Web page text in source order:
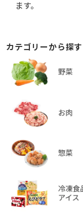
ます。
カテゴリーから探す